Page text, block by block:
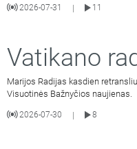
2026-07-31 |
11
Vatikano
Marijos Radijas kasdien
Visuotinės Bažnyčios naujienas.
2026-07-30 |
8